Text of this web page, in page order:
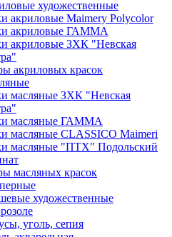
художественные
акриловые Maimery Polycolor
акриловые ГАММА
акриловые ЗХК "Невская
акриловых красок
масляные ЗХК "Невская
масляные ГАММА
масляные CLASSICO Maimeri
масляные "ПТХ" Подольский
масляных красок
художественные
уголь, сепия